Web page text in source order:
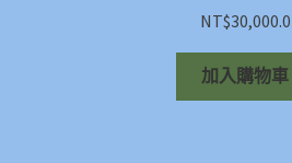
NT$30,000.0
加入購物車